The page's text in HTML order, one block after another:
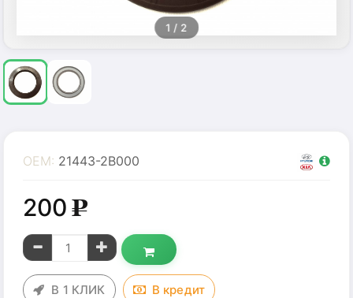
1 / 2
OEM: 21443-2B000
200g
В 1 КЛИК В кредит